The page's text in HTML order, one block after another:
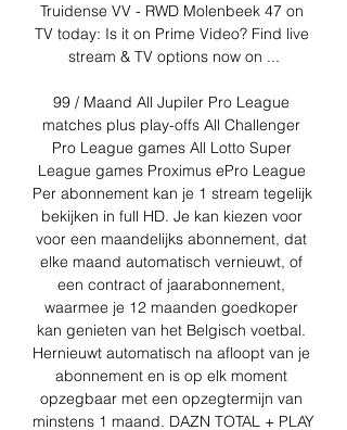
Truidense VV - RWD Molenbeek 47 on
TV today: Is it on Prime Video? Find live
stream & TV options now on ...
99 / Maand All Jupiler Pro League
matches plus play-offs All Challenger
Pro League games All Lotto Super
League games Proximus ePro League
Per abonnement kan je 1 stream tegelijk
bekijken in full HD. Je kan kiezen voor
voor een maandelijks abonnement, dat
elke maand automatisch vernieuwt, of
een contract of jaarabonnement,
waarmee je 12 maanden goedkoper
kan genieten van het Belgisch voetbal.
Hernieuwt automatisch na afloopt van je
abonnement en is op elk moment
opzegbaar met een opzegtermijn van
minstens 1 maand. DAZN TOTAL + PLAY